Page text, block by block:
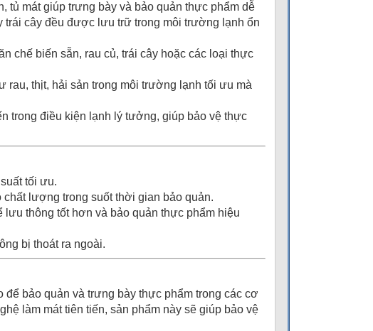
tủ mát giúp trưng bày và bảo quản thực phẩm dễ
cây đều được lưu trữ trong môi trường lạnh ổn
chế biến sẵn, rau củ, trái cây hoặc các loại thực
rau, thịt, hải sản trong môi trường lạnh tối ưu mà
trong điều kiện lạnh lý tưởng, giúp bảo vệ thực
tối ưu.
lượng trong suốt thời gian bảo quản.
lưu thông tốt hơn và bảo quản thực phẩm hiệu
bị thoát ra ngoài.
để bảo quản và trưng bày thực phẩm trong các cơ
làm mát tiên tiến, sản phẩm này sẽ giúp bảo vệ